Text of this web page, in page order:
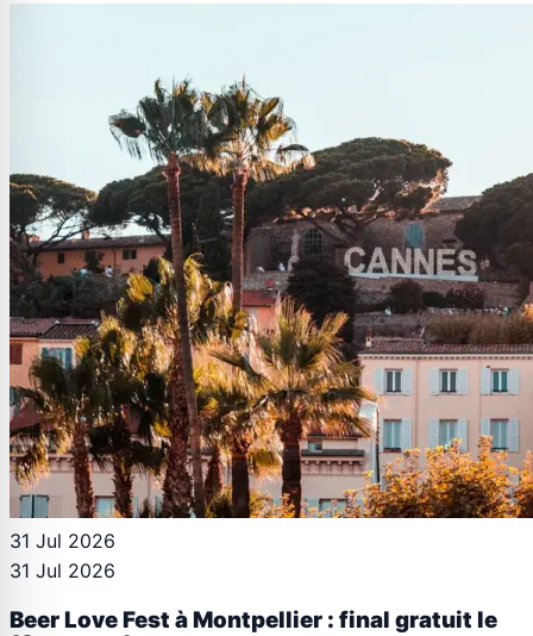
31 Jul 2026
31 Jul 2026
Beer Love Fest à Montpellier : final gratuit le